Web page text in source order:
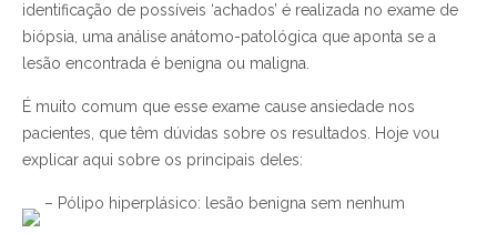
identificação de possíveis ‘achados’ é realizada no exame de
biópsia, uma análise anátomo-patológica que aponta se a
lesão encontrada é benigna ou maligna.
É muito comum que esse exame cause ansiedade nos
pacientes, que têm dúvidas sobre os resultados. Hoje vou
explicar aqui sobre os principais deles:
– Pólipo hiperplásico: lesão benigna sem nenhum